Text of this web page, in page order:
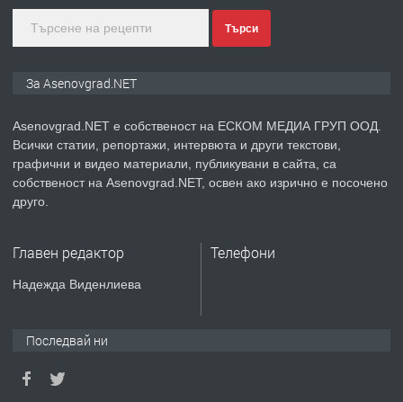
преди 2 години
ПРЕДЛАГА
Давам индивидуалани уроци по
ремонт на покриви
Търси
За Asenovgrad.NET
Asenovgrad.NET е собственост на ЕСКОМ МЕДИА ГРУП ООД.
Всички статии, репортажи, интервюта и други текстови,
графични и видео материали, публикувани в сайта, са
собственост на Asenovgrad.NET, освен ако изрично е посочено
друго.
Главен редактор
Надежда Виденлиева
Телефони
Последвай ни